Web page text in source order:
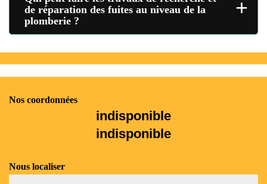
de réparation des fuites au niveau de la
plomberie ?
+
Nos coordonnées
indisponible
indisponible
Nous localiser